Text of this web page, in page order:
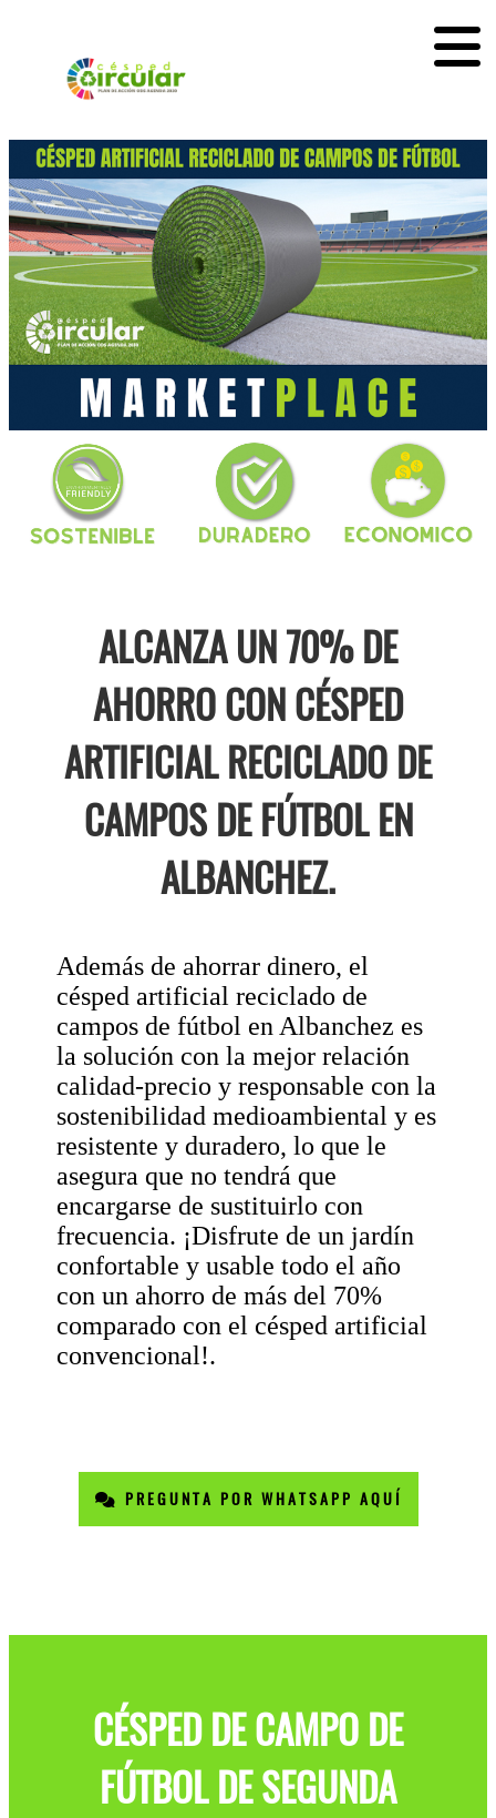
ALCANZA UN 70% DE
AHORRO CON CÉSPED
ARTIFICIAL RECICLADO DE
CAMPOS DE FÚTBOL EN
ALBANCHEZ.
Además de ahorrar dinero, el
césped artificial reciclado de
campos de fútbol en Albanchez es
la solución con la mejor relación
calidad-precio y responsable con la
sostenibilidad medioambiental y es
resistente y duradero, lo que le
asegura que no tendrá que
encargarse de sustituirlo con
frecuencia. ¡Disfrute de un jardín
confortable y usable todo el año
con un ahorro de más del 70%
comparado con el césped artificial
convencional!.
PREGUNTA POR WHATSAPP AQUÍ
CÉSPED DE CAMPO DE
FÚTBOL DE SEGUNDA